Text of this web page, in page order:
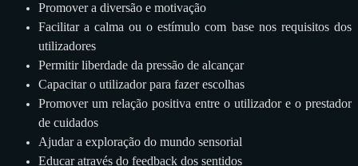
Promover a diversão e motivação
Facilitar a calma ou o estímulo com base nos requisitos dos
utilizadores
Permitir liberdade da pressão de alcançar
Capacitar o utilizador para fazer escolhas
Promover um relação positiva entre o utilizador e o prestador
de cuidados
Ajudar a exploração do mundo sensorial
Educar através do feedback dos sentidos